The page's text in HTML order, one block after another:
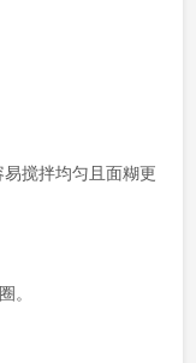
搅拌均匀且面糊更
。